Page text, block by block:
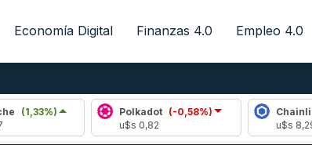
Economía Digital Finanzas 4.0 Empleo 4.0
Polkadot (-0,58%)
Chainlink
(1,68%)